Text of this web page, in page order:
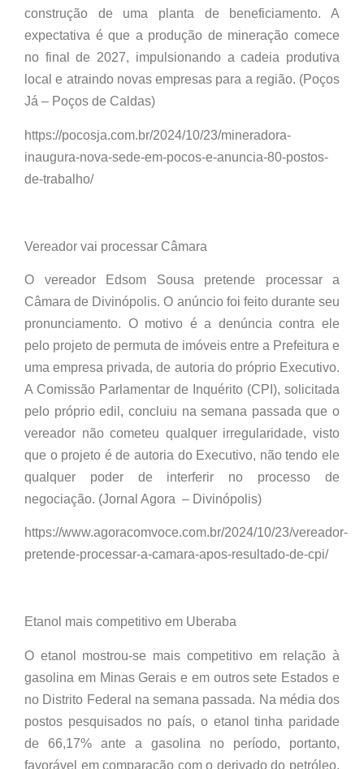
construção de uma planta de beneficiamento. A
expectativa é que a produção de mineração comece
no final de 2027, impulsionando a cadeia produtiva
local e atraindo novas empresas para a região. (Poços
Já – Poços de Caldas)
https://pocosja.com.br/2024/10/23/mineradora-
inaugura-nova-sede-em-pocos-e-anuncia-80-postos-
de-trabalho/
Vereador vai processar Câmara
O vereador Edsom Sousa pretende processar a
Câmara de Divinópolis. O anúncio foi feito durante seu
pronunciamento. O motivo é a denúncia contra ele
pelo projeto de permuta de imóveis entre a Prefeitura e
uma empresa privada, de autoria do próprio Executivo.
A Comissão Parlamentar de Inquérito (CPI), solicitada
pelo próprio edil, concluiu na semana passada que o
vereador não cometeu qualquer irregularidade, visto
que o projeto é de autoria do Executivo, não tendo ele
qualquer poder de interferir no processo de
negociação. (Jornal Agora – Divinópolis)
https://www.agoracomvoce.com.br/2024/10/23/vereador-
pretende-processar-a-camara-apos-resultado-de-cpi/
Etanol mais competitivo em Uberaba
O etanol mostrou-se mais competitivo em relação à
gasolina em Minas Gerais e em outros sete Estados e
no Distrito Federal na semana passada. Na média dos
postos pesquisados no país, o etanol tinha paridade
de 66,17% ante a gasolina no período, portanto,
favorável em comparação com o derivado do petróleo,